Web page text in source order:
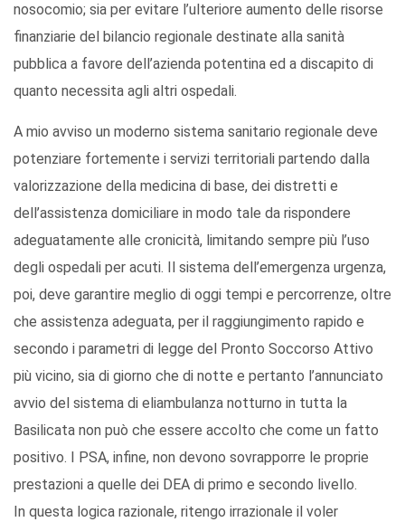
nosocomio; sia per evitare l’ulteriore aumento delle risorse
finanziarie del bilancio regionale destinate alla sanità
pubblica a favore dell’azienda potentina ed a discapito di
quanto necessita agli altri ospedali.
A mio avviso un moderno sistema sanitario regionale deve
potenziare fortemente i servizi territoriali partendo dalla
valorizzazione della medicina di base, dei distretti e
dell’assistenza domiciliare in modo tale da rispondere
adeguatamente alle cronicità, limitando sempre più l’uso
degli ospedali per acuti. Il sistema dell’emergenza urgenza,
poi, deve garantire meglio di oggi tempi e percorrenze, oltre
che assistenza adeguata, per il raggiungimento rapido e
secondo i parametri di legge del Pronto Soccorso Attivo
più vicino, sia di giorno che di notte e pertanto l’annunciato
avvio del sistema di eliambulanza notturno in tutta la
Basilicata non può che essere accolto che come un fatto
positivo. I PSA, infine, non devono sovrapporre le proprie
prestazioni a quelle dei DEA di primo e secondo livello.
In questa logica razionale, ritengo irrazionale il voler